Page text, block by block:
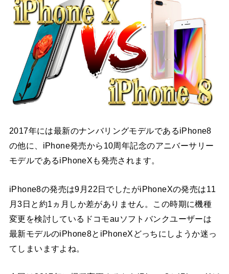
2017年には最新のナンバリングモデルであるiPhone8
の他に、iPhone発売から10周年記念のアニバーサリー
モデルであるiPhoneXも発売されます。
iPhone8の発売は9月22日でしたがiPhoneXの発売は11
月3日と約1ヵ月しか差がありません。この時期に機種
変更を検討しているドコモauソフトバンクユーザーは
最新モデルのiPhone8とiPhoneXどっちにしようか迷っ
てしまいますよね。